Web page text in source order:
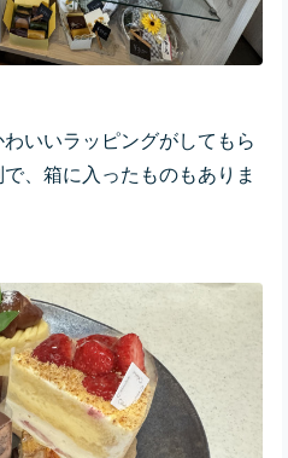
いいラッピングがしてもら
、箱に入ったものもありま